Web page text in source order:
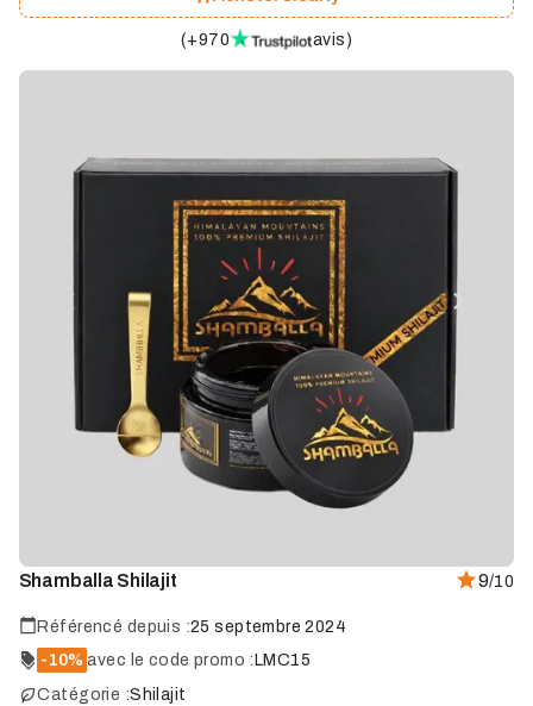
(+970 avis )
Shamballa Shilajit 9/10
Référencé depuis :25 septembre 2024
-10% avec le code promo : LMC15
Catégorie :Shilajit